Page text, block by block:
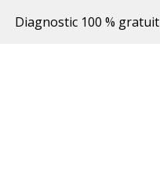
Diagnostic 100 % gratuit